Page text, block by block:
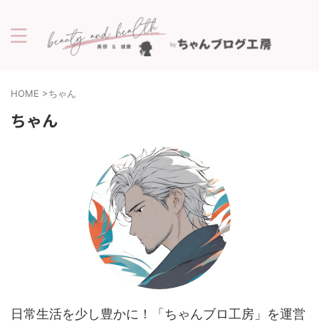
HOME >ちゃん
ちゃん
日常生活を少し豊かに！「ちゃんブロ工房」を運営